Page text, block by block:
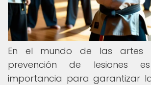
En el mundo de las artes
prevención de lesiones
importancia para garantizar